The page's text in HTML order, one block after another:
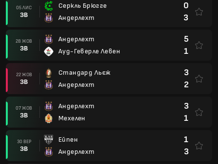
05 ЛИС
ЗВ
Серкль Брюгге
Андерлехт
0
3
28 ЖОВ
ЗВ
Андерлехт
Ауд-Геверле Левен
5
1
22 ЖОВ
ЗВ
Стандард Льєж
Андерлехт
3
2
07 ЖОВ
ЗВ
Андерлехт
Мехелен
3
1
30 ВЕР
ЗВ
Ейпен
Андерлехт
1
3